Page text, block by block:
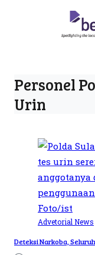
Personel
Urin
AdvetorialNews
Deteksi Narkoba,